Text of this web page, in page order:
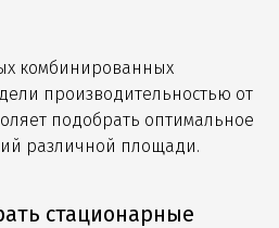
комбинированных
производительностью от
подобрать оптимальное
различной площади.
стационарные